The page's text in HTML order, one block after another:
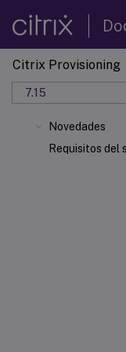
Citrix Provisioning
7.15
Novedades
Requisitos del